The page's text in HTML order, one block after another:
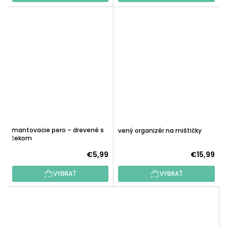
Diamantovacie pero – drevené s
valčekom
€5,99
VYBRAŤ
Drevený organizér na mištičky
€15,99
VYBRAŤ